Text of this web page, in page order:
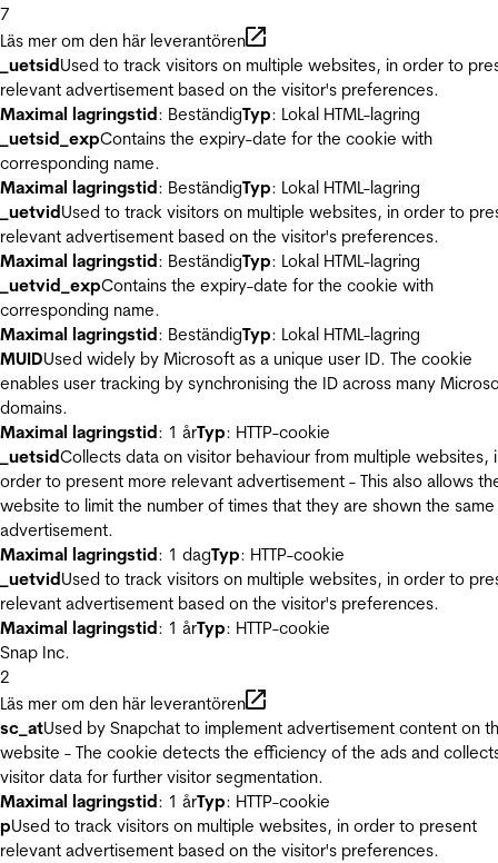
7
Läs mer om den här leverantören
_uetsidUsed to track visitors on multiple websites, in order to
relevant advertisement based on the visitor's preferences.
Maximal lagringstid: BeständigTyp: Lokal HTML-lagring
_uetsid_expContains the expiry-date for the cookie with
corresponding name.
Maximal lagringstid: BeständigTyp: Lokal HTML-lagring
_uetvidUsed to track visitors on multiple websites, in order to
relevant advertisement based on the visitor's preferences.
Maximal lagringstid: BeständigTyp: Lokal HTML-lagring
_uetvid_expContains the expiry-date for the cookie with
corresponding name.
Maximal lagringstid: BeständigTyp: Lokal HTML-lagring
MUIDUsed widely by Microsoft as a unique user ID. The cookie
enables user tracking by synchronising the ID across many
domains.
Maximal lagringstid: 1 årTyp: HTTP-cookie
_uetsidCollects data on visitor behaviour from multiple websites,
order to present more relevant advertisement - This also allows
website to limit the number of times that they are shown the same
advertisement.
Maximal lagringstid: 1 dagTyp: HTTP-cookie
_uetvidUsed to track visitors on multiple websites, in order to
relevant advertisement based on the visitor's preferences.
Maximal lagringstid: 1 årTyp: HTTP-cookie
Snap Inc.
2
Läs mer om den här leverantören
sc_atUsed by Snapchat to implement advertisement content on
website - The cookie detects the efficiency of the ads and
visitor data for further visitor segmentation.
Maximal lagringstid: 1 årTyp: HTTP-cookie
pUsed to track visitors on multiple websites, in order to present
relevant advertisement based on the visitor's preferences.